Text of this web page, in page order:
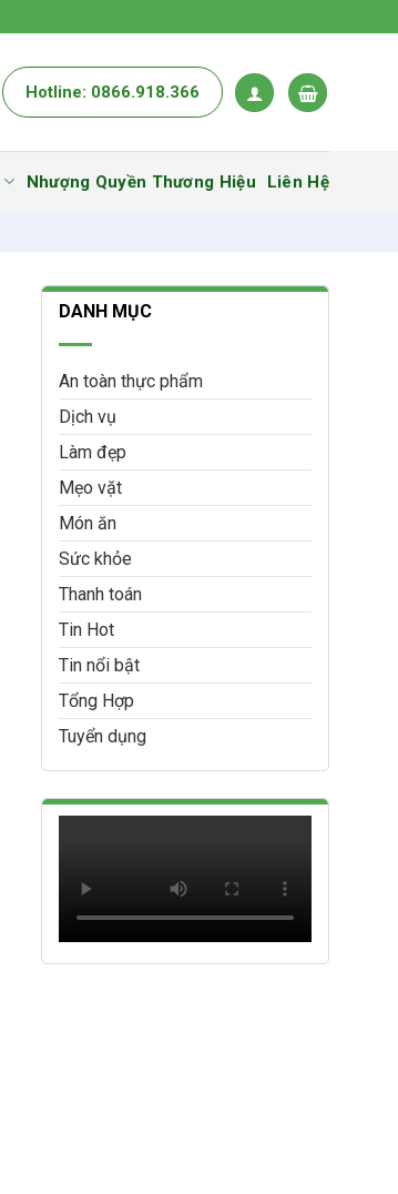
Hotline: 0866.918.366
Nhượng Quyền Thương Hiệu Liên Hệ
DANH MỤC
An toàn thực phẩm
Dịch vụ
Làm đẹp
Mẹo vặt
Món ăn
Sức khỏe
Thanh toán
Tin Hot
Tin nổi bật
Tổng Hợp
Tuyển dụng